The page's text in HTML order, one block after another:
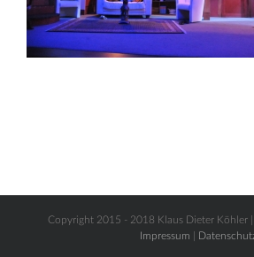
Copyright 2015 - 2018 Klaus Dieter Köhler |
Impressum